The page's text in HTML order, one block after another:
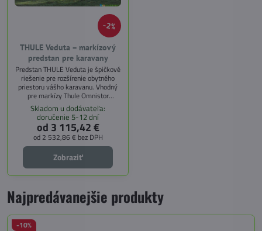
2%
THULE Veduta – markízový
predstan pre karavany
Predstan THULE Veduta je špičkové
riešenie pre rozšírenie obytného
priestoru vášho karavanu. Vhodný
pre markízy Thule Omnistor
6200/6300, ponúka maximálny
komfort, ochranu pred nepriaznivým
počasím a moderný dizajn.
Skladom u dodávateľa:
doručenie 5-12 dní
od 3 115,42 €
od 2 532,86 € bez DPH
Zobraziť
Najpredávanejšie produkty
-10%